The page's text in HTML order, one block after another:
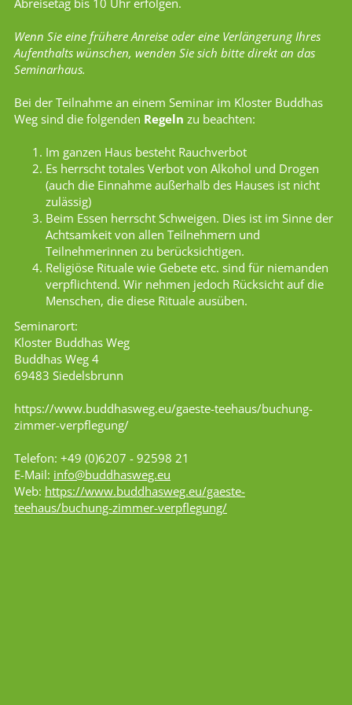
Abreisetag bis 10 Uhr erfolgen.
Wenn Sie eine frühere Anreise oder eine Verlängerung Ihres
Aufenthalts wünschen, wenden Sie sich bitte direkt an das
Seminarhaus.
Bei der Teilnahme an einem Seminar im Kloster Buddhas
Weg sind die folgenden Regeln zu beachten:
Im ganzen Haus besteht Rauchverbot
Es herrscht totales Verbot von Alkohol und Drogen
(auch die Einnahme außerhalb des Hauses ist nicht
zulässig)
Beim Essen herrscht Schweigen. Dies ist im Sinne der
Achtsamkeit von allen Teilnehmern und
Teilnehmerinnen zu berücksichtigen.
Religiöse Rituale wie Gebete etc. sind für niemanden
verpflichtend. Wir nehmen jedoch Rücksicht auf die
Menschen, die diese Rituale ausüben.
Seminarort:
Kloster Buddhas Weg
Buddhas Weg 4
69483 Siedelsbrunn
https://www.buddhasweg.eu/gaeste-teehaus/buchung-
zimmer-verpflegung/
Telefon: +49 (0)6207 - 92598 21
E-Mail: info@buddhasweg.eu
Web: https://www.buddhasweg.eu/gaeste-
teehaus/buchung-zimmer-verpflegung/